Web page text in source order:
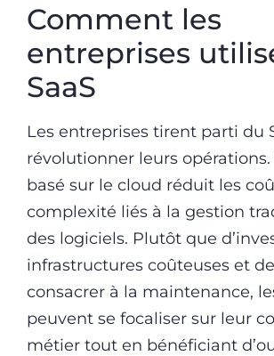
Comment les
entreprises
SaaS
Les entreprises tirent parti du
révolutionner leurs
basé sur le cloud réduit les
complexité liés à la gestion
des logiciels. Plutôt que
infrastructures coûteuses et
consacrer à la maintenance,
peuvent se focaliser sur leur
métier tout en bénéficiant